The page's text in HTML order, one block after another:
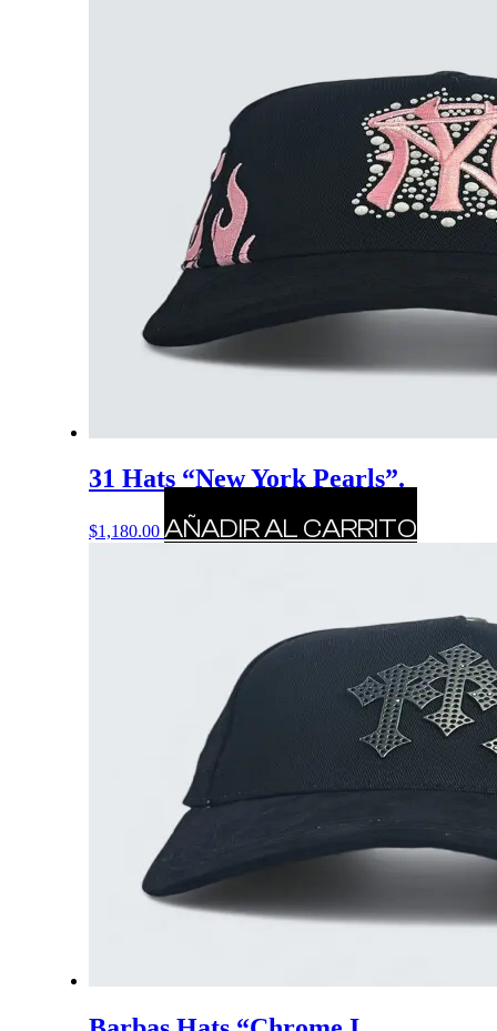
31 Hats “New York Pearls”.
$1,180.00 AÑADIR AL CARRITO